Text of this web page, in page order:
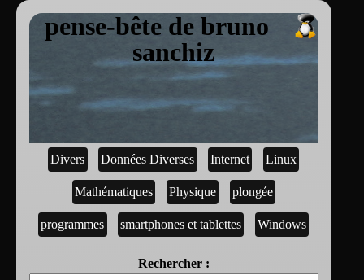
pense-bête de bruno
sanchiz
Divers Données Diverses Internet Linux
Mathématiques Physique plongée
programmes smartphones et tablettes Windows
Rechercher :